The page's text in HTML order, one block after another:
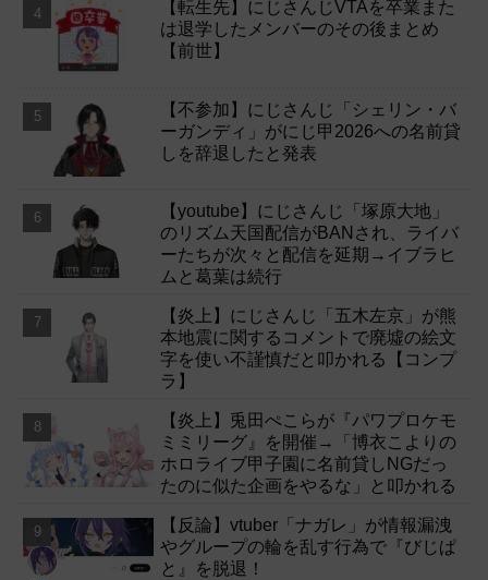
【転生先】にじさんじVTAを卒業また
は退学したメンバーのその後まとめ
【前世】
【不参加】にじさんじ「シェリン・バ
ーガンディ」がにじ甲2026への名前貸
しを辞退したと発表
【youtube】にじさんじ「塚原大地」
のリズム天国配信がBANされ、ライバ
ーたちが次々と配信を延期→イブラヒ
ムと葛葉は続行
【炎上】にじさんじ「五木左京」が熊
本地震に関するコメントで廃墟の絵文
字を使い不謹慎だと叩かれる【コンプ
ラ】
【炎上】兎田ぺこらが『パワプロケモ
ミミリーグ』を開催→「博衣こよりの
ホロライブ甲子園に名前貸しNGだっ
たのに似た企画をやるな」と叩かれる
【反論】vtuber「ナガレ」が情報漏洩
やグループの輪を乱す行為で『びじぱ
と』を脱退！